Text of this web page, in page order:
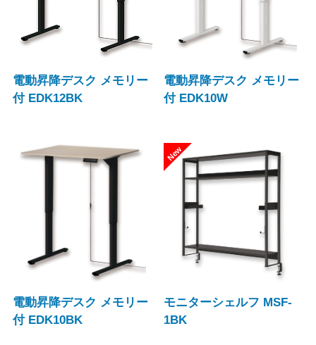
電動昇降デスク メモリー
付 EDK12BK
電動昇降デスク メモリー
付 EDK10W
電動昇降デスク メモリー
付 EDK10BK
モニターシェルフ MSF-
1BK